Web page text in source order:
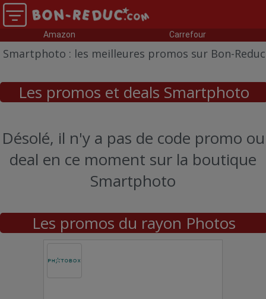
Amazon Carrefour
Smartphoto : les meilleures promos sur Bon-Reduc
Les promos et deals Smartphoto
Désolé, il n'y a pas de code promo ou
deal en ce moment sur la boutique
Smartphoto
Les promos du rayon Photos